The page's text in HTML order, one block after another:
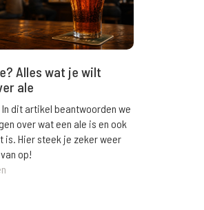
Alles wat je wilt
ale
In dit artikel beantwoorden we
over wat een ale is en ook
is. Hier steek je zeker weer
op!